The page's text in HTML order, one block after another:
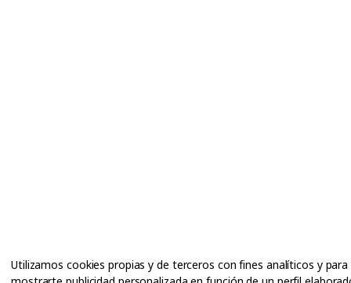
Utilizamos cookies propias y de terceros con fines analíticos y para